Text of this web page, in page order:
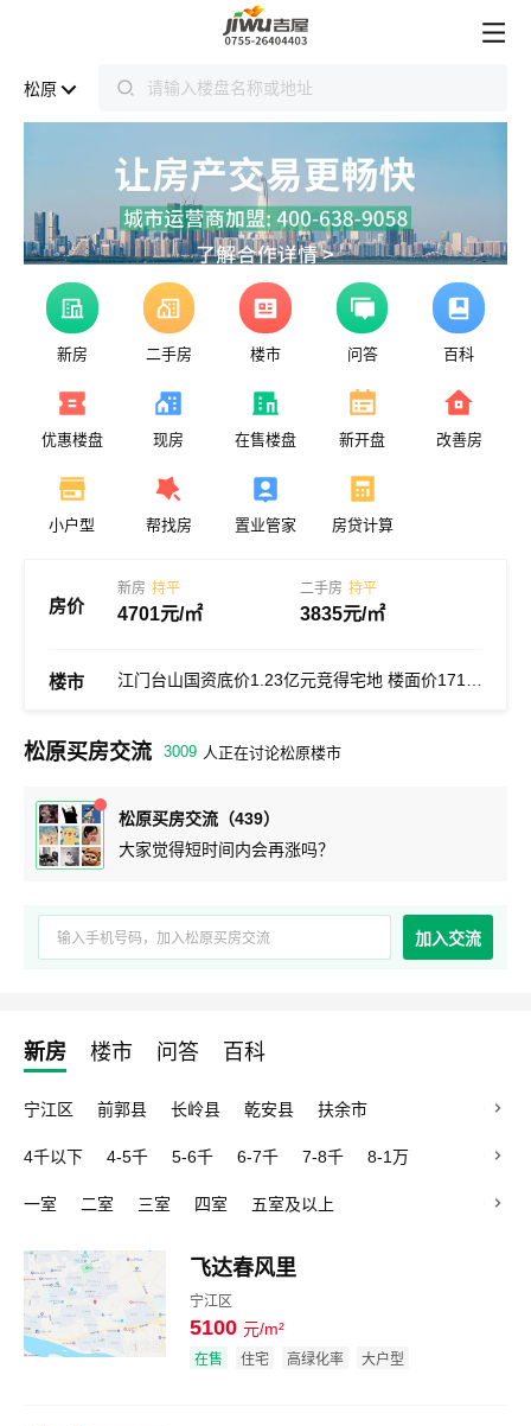
松原
新房 二手房 楼市 问答 百科
优惠楼盘 现房 在售楼盘 新开盘 改善房
小户型 帮找房 置业管家 房贷计算
房价
新房 持平
4701元/㎡
二手房 持平
3835元/㎡
楼市
厦门滨北超级总部基地规划调整 新增住宅用地约5.4万平方米
松原买房交流 3009 人正在讨论松原楼市
松原买房交流（439）
看了你发的区域解读，受益良多啊
松原未来房价走势怎么样？
大家觉得短时间内会再涨吗？
加入交流
新房 楼市 问答 百科
宁江区 前郭县 长岭县 乾安县 扶余市
4千以下 4-5千 5-6千 6-7千 7-8千 8-1万
1万以上
一室 二室 三室 四室 五室及以上
效果图
飞达春风里
宁江区
5100 元/m²
在售 住宅 高绿化率 大户型